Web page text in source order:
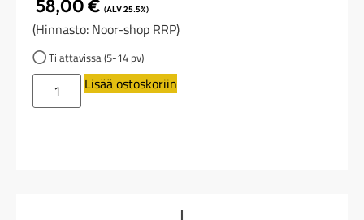
58,00€ (ALV 25.5%)
(Hinnasto: Noor-shop RRP)
Tilattavissa (5-14 pv)
Lisää ostoskoriin